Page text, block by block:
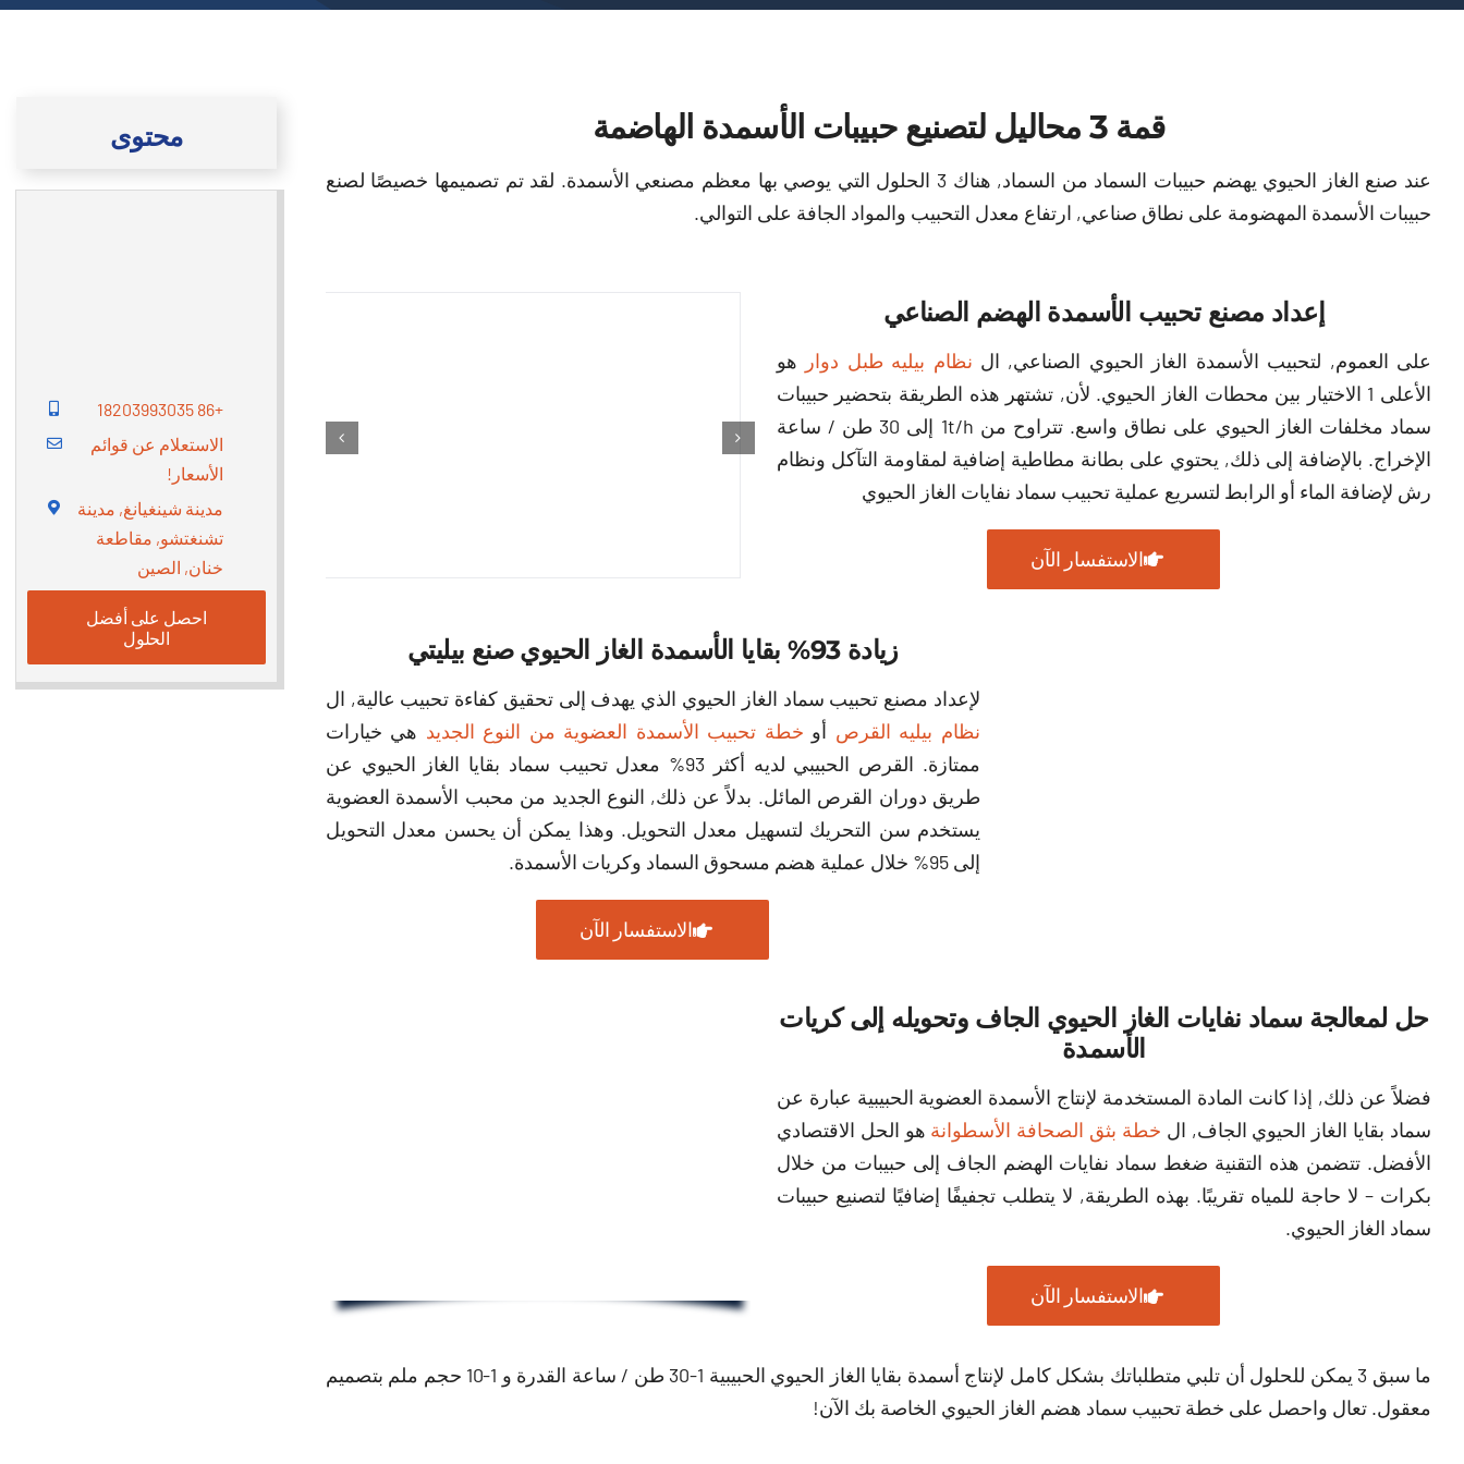
قمة 3 محاليل لتصنيع حبيبات الأسمدة الهاضمة
عند صنع الغاز الحيوي يهضم حبيبات السماد من السماد, هناك 3 الحلول التي يوصي بها معظم مصنعي الأسمدة. لقد تم تصميمها خصيصًا لصنع
حبيبات الأسمدة المهضومة على نطاق صناعي, ارتفاع معدل التحبيب والمواد الجافة على التوالي.
إعداد مصنع تحبيب الأسمدة الهضم الصناعي
على العموم, لتحبيب الأسمدة الغاز الحيوي الصناعي, ال نظام بيليه طبل دوار هو
الأعلى 1 الاختيار بين محطات الغاز الحيوي. لأن, تشتهر هذه الطريقة بتحضير حبيبات
سماد مخلفات الغاز الحيوي على نطاق واسع. تتراوح من 1t/h إلى 30 طن / ساعة
الإخراج. بالإضافة إلى ذلك, يحتوي على بطانة مطاطية إضافية لمقاومة التآكل ونظام
رش لإضافة الماء أو الرابط لتسريع عملية تحبيب سماد نفايات الغاز الحيوي
الاستفسار الآن
زيادة 93% بقايا الأسمدة الغاز الحيوي صنع بيليتي
لإعداد مصنع تحبيب سماد الغاز الحيوي الذي يهدف إلى تحقيق كفاءة تحبيب عالية, ال
نظام بيليه القرص أو خطة تحبيب الأسمدة العضوية من النوع الجديد هي خيارات
ممتازة. القرص الحبيبي لديه أكثر 93% معدل تحبيب سماد بقايا الغاز الحيوي عن
طريق دوران القرص المائل. بدلاً عن ذلك, النوع الجديد من محبب الأسمدة العضوية
يستخدم سن التحريك لتسهيل معدل التحويل. وهذا يمكن أن يحسن معدل التحويل
إلى 95% خلال عملية هضم مسحوق السماد وكريات الأسمدة.
الاستفسار الآن
حل لمعالجة سماد نفايات الغاز الحيوي الجاف وتحويله إلى كريات
الأسمدة
فضلاً عن ذلك, إذا كانت المادة المستخدمة لإنتاج الأسمدة العضوية الحبيبية عبارة عن
سماد بقايا الغاز الحيوي الجاف, ال خطة بثق الصحافة الأسطوانة هو الحل الاقتصادي
الأفضل. تتضمن هذه التقنية ضغط سماد نفايات الهضم الجاف إلى حبيبات من خلال
بكرات – لا حاجة للمياه تقريبًا. بهذه الطريقة, لا يتطلب تجفيفًا إضافيًا لتصنيع حبيبات
سماد الغاز الحيوي.
الاستفسار الآن
ما سبق 3 يمكن للحلول أن تلبي متطلباتك بشكل كامل لإنتاج أسمدة بقايا الغاز الحيوي الحبيبية 1-30 طن / ساعة القدرة و 1-10 حجم ملم بتصميم
معقول. تعال واحصل على خطة تحبيب سماد هضم الغاز الحيوي الخاصة بك الآن!
محتوى
+86 18203993035
الاستعلام عن قوائم
الأسعار!
مدينة شينغيانغ, مدينة
تشنغتشو, مقاطعة
خنان, الصين
احصل على أفضل
الحلول